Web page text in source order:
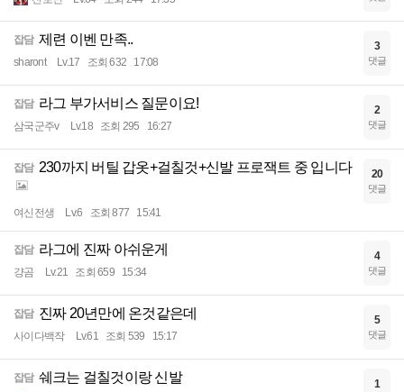
잡담 제련 이벤 만족..
sharont Lv.17 조회 632 17:08
3
댓글
잡담 라그 부가서비스 질문이요!
삼국군주v Lv.18 조회 295 16:27
2
댓글
잡담 230까지 버틸 갑옷+걸칠것+신발 프로잭트 중 입니다
여신전생 Lv.6 조회 877 15:41
20
댓글
잡담 라그에 진짜 아쉬운게
걍곰 Lv.21 조회 659 15:34
4
댓글
잡담 진짜 20년만에 온것같은데
사이다백작 Lv.61 조회 539 15:17
5
댓글
잡담 쉐크는 걸칠것이랑 신발 1